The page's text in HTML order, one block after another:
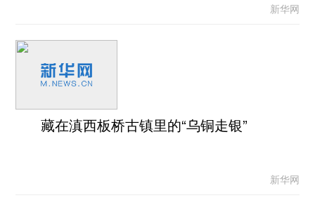
新华网
藏在滇西板桥古镇里的“乌铜走银”
新华网